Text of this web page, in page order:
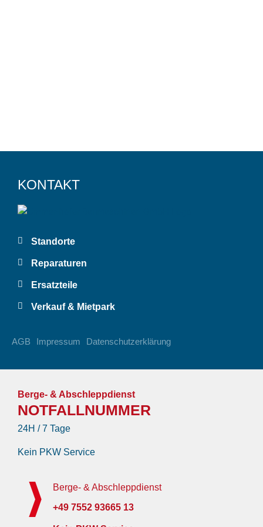
KONTAKT
Standorte
Reparaturen
Ersatzteile
Verkauf & Mietpark
AGB Impressum Datenschutzerklärung
Berge- & Abschleppdienst
NOTFALLNUMMER
24H / 7 Tage
Kein PKW Service
Berge- & Abschleppdienst
+49 7552 93665 13